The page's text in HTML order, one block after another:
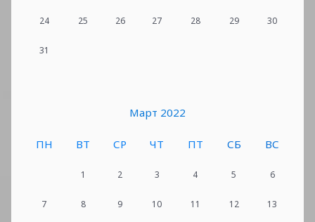
24 25 26 27 28 29 30
31
Март 2022
ПН ВТ СР ЧТ ПТ СБ ВС
1 2 3 4 5 6
7 8 9 10 11 12 13